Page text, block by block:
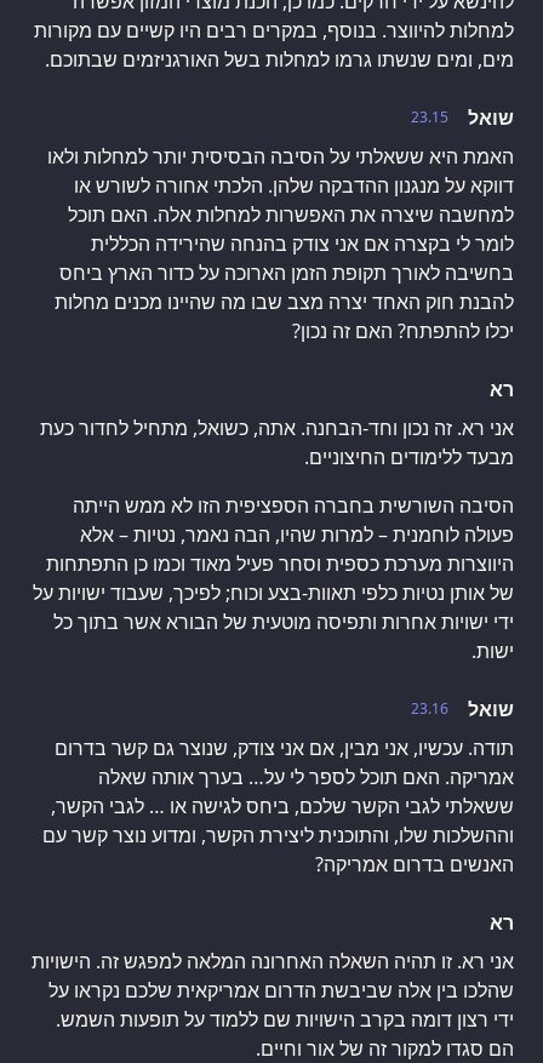
למחלות להיווצר. בנוסף, במקרים רבים היו קשיים עם מקורות
מים, ומים שנשתו גרמו למחלות בשל האורגניזמים שבתוכם.
23.15
שואל
האמת היא ששאלתי על הסיבה הבסיסית יותר למחלות ולאו
דווקא על מנגנון ההדבקה שלהן. הלכתי אחורה לשורש או
למחשבה שיצרה את האפשרות למחלות אלה. האם תוכל
לומר לי בקצרה אם אני צודק בהנחה שהירידה הכללית
בחשיבה לאורך תקופת הזמן הארוכה על כדור הארץ ביחס
להבנת חוק האחד יצרה מצב שבו מה שהיינו מכנים מחלות
יכלו להתפתח? האם זה נכון?
רא
אני רא. זה נכון וחד-הבחנה. אתה, כשואל, מתחיל לחדור כעת
מבעד ללימודים החיצוניים.
הסיבה השורשית בחברה הספציפית הזו לא ממש הייתה
פעולה לוחמנית – למרות שהיו, הבה נאמר, נטיות – אלא
היווצרות מערכת כספית וסחר פעיל מאוד וכמו כן התפתחות
של אותן נטיות כלפי תאוות-בצע וכוח; לפיכך, שעבוד ישויות על
ידי ישויות אחרות ותפיסה מוטעית של הבורא אשר בתוך כל
ישות.
23.16
שואל
תודה. עכשיו, אני מבין, אם אני צודק, שנוצר גם קשר בדרום
אמריקה. האם תוכל לספר לי על… בערך אותה שאלה
ששאלתי לגבי הקשר שלכם, ביחס לגישה או … לגבי הקשר,
וההשלכות שלו, והתוכנית ליצירת הקשר, ומדוע נוצר קשר עם
האנשים בדרום אמריקה?
רא
אני רא. זו תהיה השאלה האחרונה המלאה למפגש זה. הישויות
שהלכו בין אלה שביבשת הדרום אמריקאית שלכם נקראו על
ידי רצון דומה בקרב הישויות שם ללמוד על תופעות השמש.
הם סגדו למקור זה של אור וחיים.